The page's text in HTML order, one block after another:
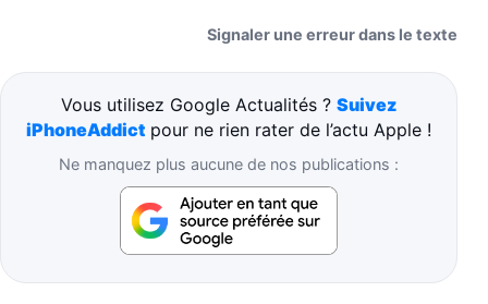
Signaler une erreur dans le texte
Vous utilisez Google Actualités ? Suivez
iPhoneAddict pour ne rien rater de l’actu Apple !
Ne manquez plus aucune de nos publications :